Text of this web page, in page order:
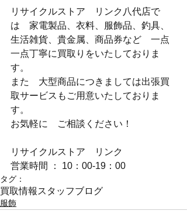
リサイクルストア　リンク八代店で
は　家電製品、衣料、服飾品、釣具、
生活雑貨、貴金属、商品券など　一点
一点丁寧に買取りをいたしておりま
す。
また　大型商品につきましては出張買
取サービスもご用意いたしておりま
す。
お気軽に　ご相談ください！
リサイクルストア　リンク
営業時間 ： 10：00-19：00
タグ：
買取情報 スタッフブログ
服飾